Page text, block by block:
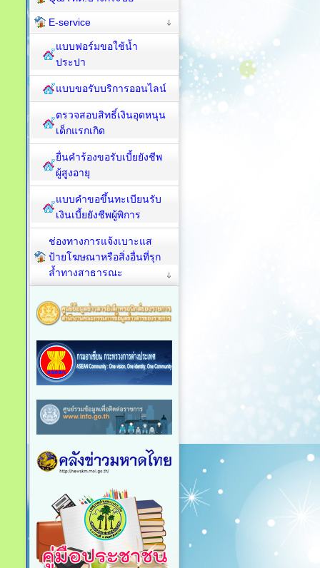
E-service
แบบฟอร์มขอใช้น้ำ
ประปา
แบบขอรับบริการออนไลน์
ตรวจสอบสิทธิ์เงินอุดหนุน
เด็กแรกเกิด
ยื่นคำร้องขอรับเบี้ยยังชีพ
ผู้สูงอายุ
แบบคำขอขึ้นทะเบียนรับ
เงินเบี้ยยังชีพผู้พิการ
ช่องทางการแจ้งเบาะแส
ป้ายโฆษณาหรือสิ่งอื่นที่รุก
ล้ำทางสาธารณะ